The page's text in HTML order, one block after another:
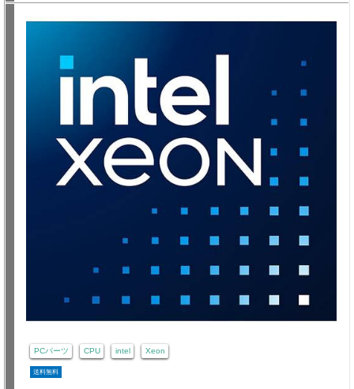
PCパーツ CPU intel Xeon
送料無料